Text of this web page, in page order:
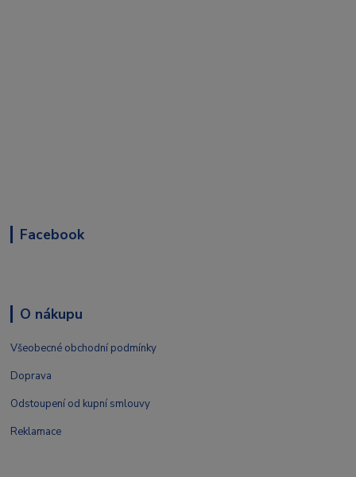
Facebook
O nákupu
Všeobecné obchodní podmínky
Doprava
Odstoupení od kupní smlouvy
Reklamace